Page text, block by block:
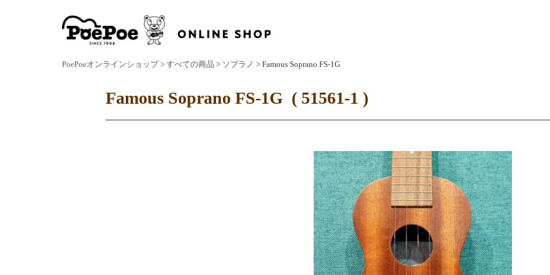
PoePoeオンラインショップ> すべての商品 > ソプラノ > Famous Soprano FS-1G
Famous Soprano FS-1G ( 51561-1 )